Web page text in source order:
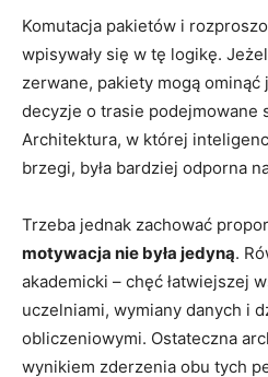
Komutacja pakietów i
wpisywały się w tę logikę.
zerwane, pakiety mogą
decyzje o trasie podejmowane
Architektura, w której
brzegi, była bardziej odporna
Trzeba jednak zachować
motywacja nie była jedyną.
akademicki – chęć łatwiejszej
uczelniami, wymiany danych i
obliczeniowymi. Ostateczna
wynikiem zderzenia obu tych